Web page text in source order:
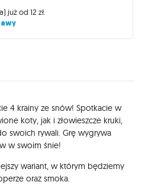
) już od 12 zł
4 krainy ze snów! Spotkacie w
koty, jak i złowieszcze kruki,
swoich rywali. Grę wygrywa
w swoim śnie!
wariant, w którym będziemy
oraz smoka.